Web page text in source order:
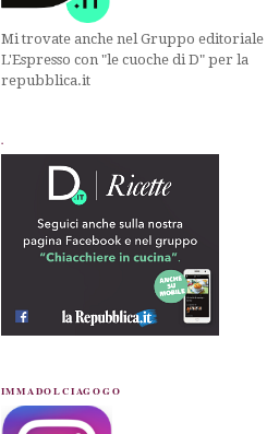
Mi trovate anche nel Gruppo editoriale
L'Espresso con "le cuoche di D" per la
repubblica.it
.
IMMADOLCIAGOGO